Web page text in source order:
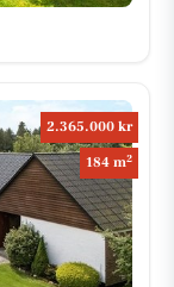
2.365.000 kr
184 m2